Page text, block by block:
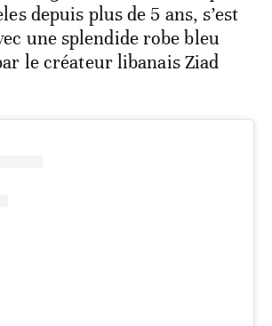
depuis plus de 5 ans, s’est
une splendide robe bleu
le créateur libanais Ziad